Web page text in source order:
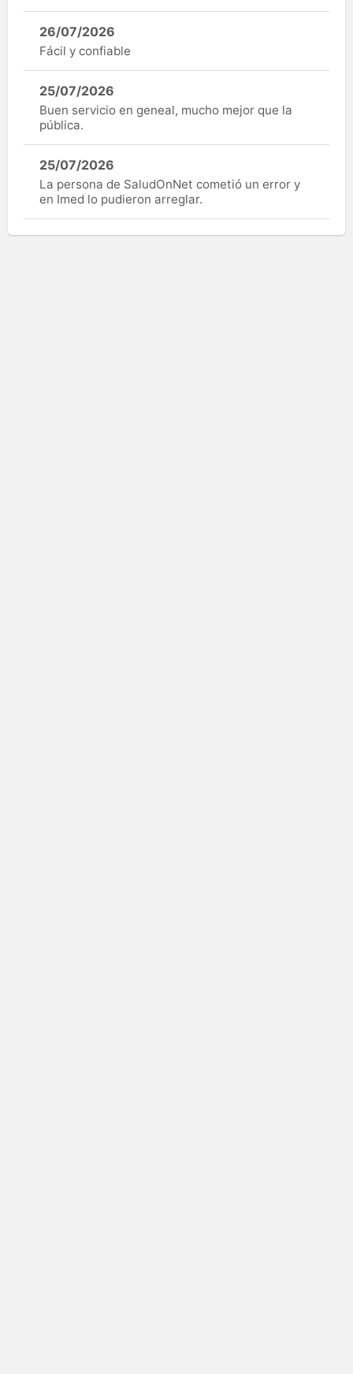
26/07/2026
Fácil y confiable
25/07/2026
Buen servicio en geneal, mucho mejor que la
pública.
25/07/2026
La persona de SaludOnNet cometió un error y
en Imed lo pudieron arreglar.